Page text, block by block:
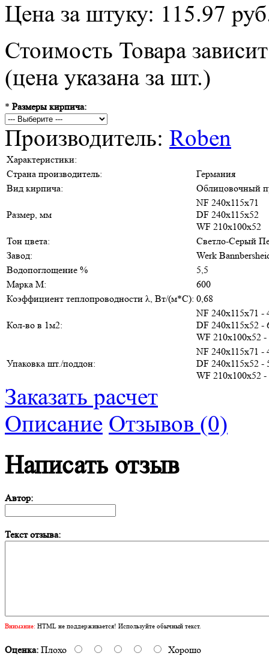
Цена за штуку: 115.97
Стоимость Товара
(цена указана за шт.)
* Размеры кирпича:
Производитель: Roben
Характеристики:
Страна производитель:
Германия
Вид кирпича:
Облицовочный
Размер, мм
NF 240х115х71
DF 240х115х52
WF 210х100х52
Тон цвета:
Светло-Серый
Завод:
Werk
Водопоглощение %
5,5
Марка М:
600
Коэффициент теплопроводности λ, Вт/(м*С): 0,68
Кол-во в 1м2:
NF 240х115х71 -
DF 240х115х52 -
WF 210х100х52
Упаковка шт./поддон:
NF 240х115х71 -
DF 240х115х52 -
WF 210х100х52
Заказать расчет
Описание Отзывов (0)
Написать отзыв
Автор:
Текст отзыва:
Внимание: HTML не поддерживается! Используйте обычный текст.
Оценка: Плохо Хорошо